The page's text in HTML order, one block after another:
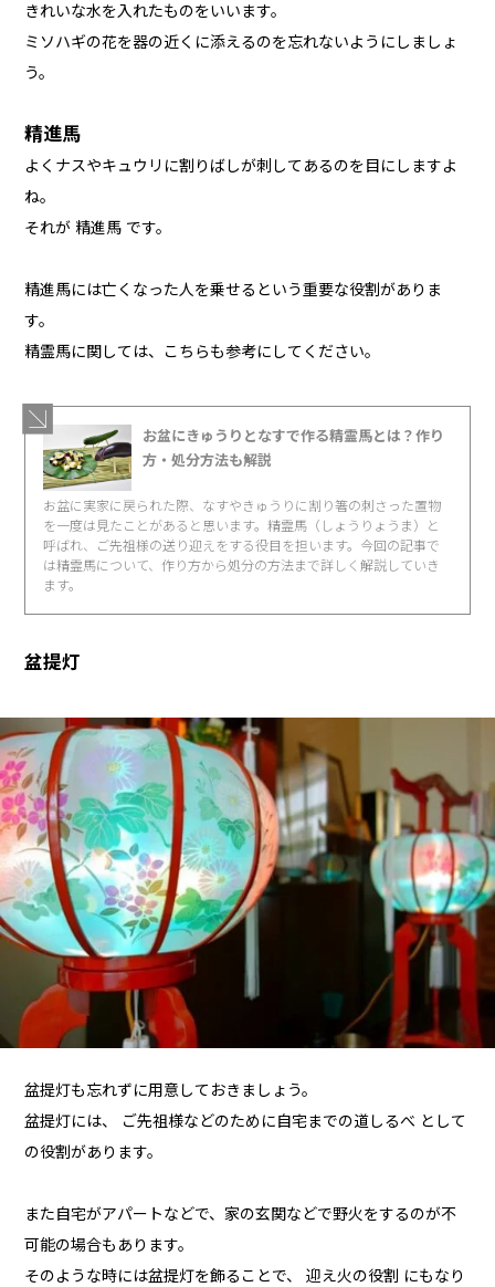
きれいな水を入れたものをいいます。
ミソハギの花を器の近くに添えるのを忘れないようにしましょ
う。
精進馬
よくナスやキュウリに割りばしが刺してあるのを目にしますよ
ね。
それが 精進馬 です。
精進馬には亡くなった人を乗せるという重要な役割がありま
す。
精霊馬に関しては、こちらも参考にしてください。
お盆にきゅうりとなすで作る精霊馬とは？作り
方・処分方法も解説
お盆に実家に戻られた際、なすやきゅうりに割り箸の刺さった置物
を一度は見たことがあると思います。精霊馬（しょうりょうま）と
呼ばれ、ご先祖様の送り迎えをする役目を担います。今回の記事で
は精霊馬について、作り方から処分の方法まで詳しく解説していき
ます。
盆提灯
盆提灯も忘れずに用意しておきましょう。
盆提灯には、 ご先祖様などのために自宅までの道しるべ として
の役割があります。
また自宅がアパートなどで、家の玄関などで野火をするのが不
可能の場合もあります。
そのような時には盆提灯を飾ることで、 迎え火の役割 にもなり